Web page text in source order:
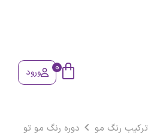
0 ورود
ترکیب رنگ مو
دوره رنگ مو تو